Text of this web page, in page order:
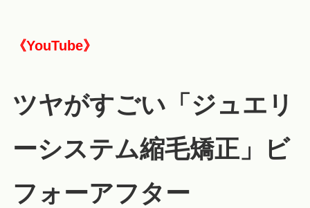
《YouTube》
ツヤがすごい「ジュエリ
ーシステム縮毛矯正」ビ
フォーアフター